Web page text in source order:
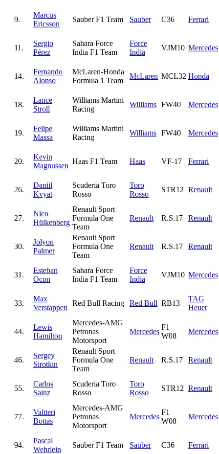
9.
Marcus
Ericsson
Sauber F1 Team Sauber C36 Ferrari
11.
Sergio
Pérez
Sahara Force
India F1 Team
Force
India
VJM10 Mercedes
14.
Fernando
Alonso
McLaren-Honda
Formula 1 Team
McLaren MCL32 Honda
18.
Lance
Stroll
Williams Martini
Racing
Williams FW40 Mercedes
19.
Felipe
Massa
Williams Martini
Racing
Williams FW40 Mercedes
20.
Kevin
Magnussen
Haas F1 Team Haas VF-17 Ferrari
26.
Daniil
Kvyat
Scuderia Toro
Rosso
Toro
Rosso
STR12 Renault
27.
Nico
Hülkenberg
Renault Sport
Formula One
Team
Renault R.S.17 Renault
30.
Jolyon
Palmer
Renault Sport
Formula One
Team
Renault R.S.17 Renault
31.
Esteban
Ocon
Sahara Force
India F1 Team
Force
India
VJM10 Mercedes
33.
Max
Verstappen
Red Bull Racing Red Bull RB13
TAG
Heuer
44.
Lewis
Hamilton
Mercedes-AMG
Petronas
Motorsport
Mercedes
F1
W08
Mercedes
46.
Sergey
Sirotkin
Renault Sport
Formula One
Team
Renault R.S.17 Renault
55.
Carlos
Sainz
Scuderia Toro
Rosso
Toro
Rosso
STR12 Renault
77.
Valtteri
Bottas
Mercedes-AMG
Petronas
Motorsport
Mercedes
F1
W08
Mercedes
94.
Pascal
Wehrlein
Sauber F1 Team Sauber C36 Ferrari